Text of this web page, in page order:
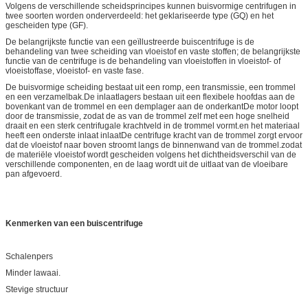
Volgens de verschillende scheidsprincipes kunnen buisvormige centrifugen in
twee soorten worden onderverdeeld: het geklariseerde type (GQ) en het
gescheiden type (GF).
De belangrijkste functie van een geïllustreerde buiscentrifuge is de
behandeling van twee scheiding van vloeistof en vaste stoffen; de belangrijkste
functie van de centrifuge is de behandeling van vloeistoffen in vloeistof- of
vloeistoffase, vloeistof- en vaste fase.
De buisvormige scheiding bestaat uit een romp, een transmissie, een trommel
en een verzamelbak.De inlaatlagers bestaan uit een flexibele hoofdas aan de
bovenkant van de trommel en een demplager aan de onderkantDe motor loopt
door de transmissie, zodat de as van de trommel zelf met een hoge snelheid
draait en een sterk centrifugale krachtveld in de trommel vormt.en het materiaal
heeft een onderste inlaat inlaatDe centrifuge kracht van de trommel zorgt ervoor
dat de vloeistof naar boven stroomt langs de binnenwand van de trommel.zodat
de materiële vloeistof wordt gescheiden volgens het dichtheidsverschil van de
verschillende componenten, en de laag wordt uit de uitlaat van de vloeibare
pan afgevoerd.
Kenmerken van een buiscentrifuge
Schalenpers
Minder lawaai.
Stevige structuur